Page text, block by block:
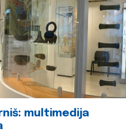
multimedija